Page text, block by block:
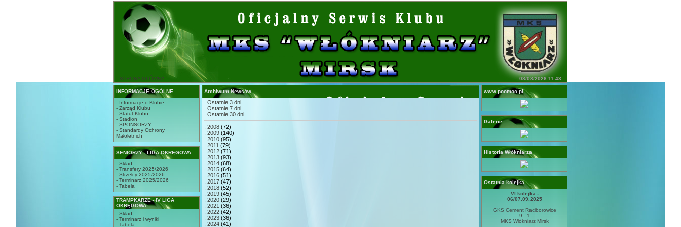
STRONA GŁÓWNA 08/08/2026 11:43
INFORMACJE OGÓLNE
- Informacje o Klubie
- Zarząd Klubu
- Statut Klubu
- Stadion
- SPONSORZY
- Standardy Ochrony
Małoletnich
SENIORZY - LIGA OKRĘGOWA
- Skład
- Transfery 2025/2026
- Strzelcy 2025/2026
- Terminarz 2025/2026
- Tabela
TRAMPKARZE - IV LIGA
OKRĘGOWA
- Skład
- Terminarz i wyniki
- Tabela
Archiwum Newsów
Ostatnie 3 dni
Ostatnie 7 dni
Ostatnie 30 dni
2008 (72)
2009 (140)
2010 (95)
2011 (79)
2012 (71)
2013 (93)
2014 (68)
2015 (64)
2016 (51)
2017 (47)
2018 (52)
2019 (45)
2020 (29)
2021 (36)
2022 (42)
2023 (36)
2024 (41)
www.poomoc.pl
Galerie
Historia Włókniarza
Ostatnia kolejka
VI kolejka -
06/07.09.2025
GKS Cement Raciborowice
9 - 1
MKS Włókniarz Mirsk